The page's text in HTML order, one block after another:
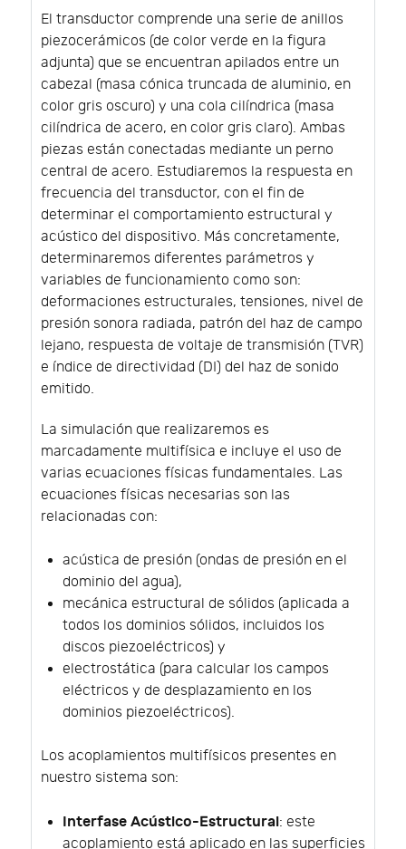
El transductor comprende una serie de anillos
piezocerámicos (de color verde en la figura
adjunta) que se encuentran apilados entre un
cabezal (masa cónica truncada de aluminio, en
color gris oscuro) y una cola cilíndrica (masa
cilíndrica de acero, en color gris claro). Ambas
piezas están conectadas mediante un perno
central de acero. Estudiaremos la respuesta en
frecuencia del transductor, con el fin de
determinar el comportamiento estructural y
acústico del dispositivo. Más concretamente,
determinaremos diferentes parámetros y
variables de funcionamiento como son:
deformaciones estructurales, tensiones, nivel de
presión sonora radiada, patrón del haz de campo
lejano, respuesta de voltaje de transmisión (TVR)
e índice de directividad (DI) del haz de sonido
emitido.
La simulación que realizaremos es
marcadamente multifísica e incluye el uso de
varias ecuaciones físicas fundamentales. Las
ecuaciones físicas necesarias son las
relacionadas con:
acústica de presión (ondas de presión en el
dominio del agua),
mecánica estructural de sólidos (aplicada a
todos los dominios sólidos, incluidos los
discos piezoeléctricos) y
electrostática (para calcular los campos
eléctricos y de desplazamiento en los
dominios piezoeléctricos).
Los acoplamientos multifísicos presentes en
nuestro sistema son:
Interfase Acústico-Estructural: este
acoplamiento está aplicado en las superficies